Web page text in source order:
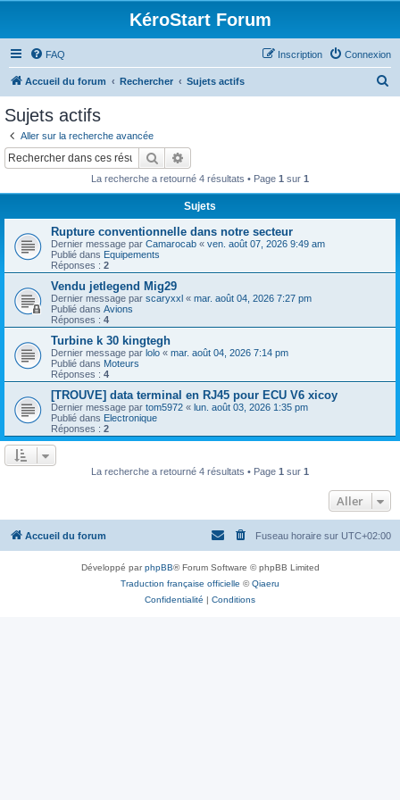
KéroStart Forum
FAQ Connexion
Inscription
Accueil du forum Rechercher Sujets actifs
r
Sujets actifs
Aller sur la recherche avancée
Rechercher
La recherche a retourné 4 résultats • Page 1 sur 1
Sujets
Rupture conventionnelle dans notre secteur
Dernier message par Camarocab « ven. août 07, 2026 9:49 am
Publié dans Equipements
Réponses : 2
Vendu jetlegend Mig29
Dernier message par scaryxxl « mar. août 04, 2026 7:27 pm
Publié dans Avions
Réponses : 4
Turbine k 30 kingtegh
Dernier message par lolo « mar. août 04, 2026 7:14 pm
Publié dans Moteurs
Réponses : 4
[TROUVE] data terminal en RJ45 pour ECU V6 xicoy
Dernier message par tom5972 « lun. août 03, 2026 1:35 pm
Publié dans Electronique
Réponses : 2
La recherche a retourné 4 résultats • Page 1 sur 1
Aller
Accueil du forum Fuseau horaire sur UTC+02:00
Développé parphpBB® Forum Software © phpBB Limited
Traduction française officielle ©Qiaeru
Confidentialité | Conditions